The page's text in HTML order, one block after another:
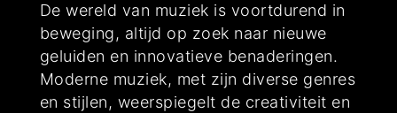
De wereld van muziek is voortdurend in
beweging, altijd op zoek naar nieuwe
geluiden en innovatieve benaderingen.
Moderne muziek, met zijn diverse genres
en stijlen, weerspiegelt de creativiteit en